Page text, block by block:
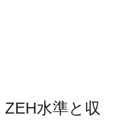
水準と収